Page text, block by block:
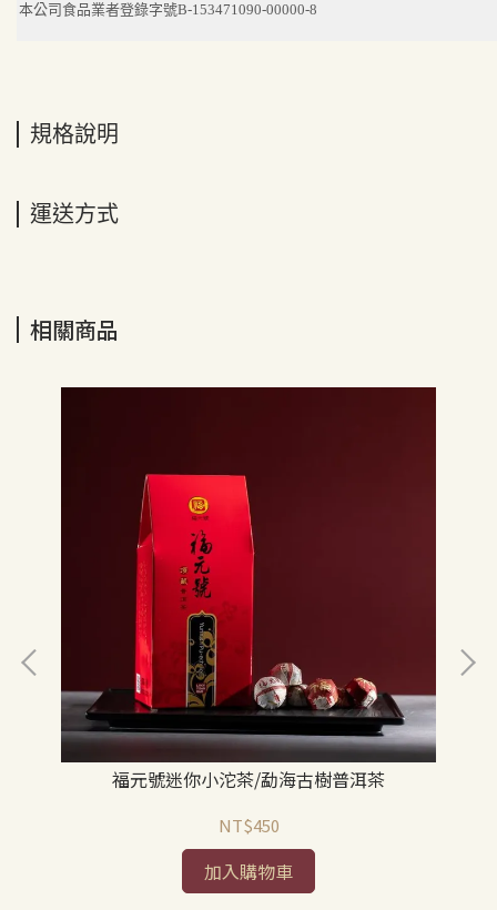
本公司食品業者登錄字號B-153471090-00000-8
規格說明
運送方式
相關商品
福元號迷你小沱茶/勐海古樹普洱茶
NT$450
加入購物車